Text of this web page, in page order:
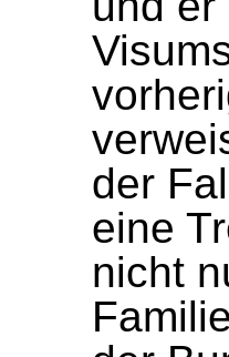
der
eine
nicht